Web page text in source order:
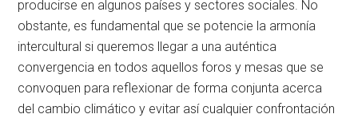
producirse en algunos países y sectores sociales. No
obstante, es fundamental que se potencie la armonía
intercultural si queremos llegar a una auténtica
convergencia en todos aquellos foros y mesas que se
convoquen para reflexionar de forma conjunta acerca
del cambio climático y evitar así cualquier confrontación